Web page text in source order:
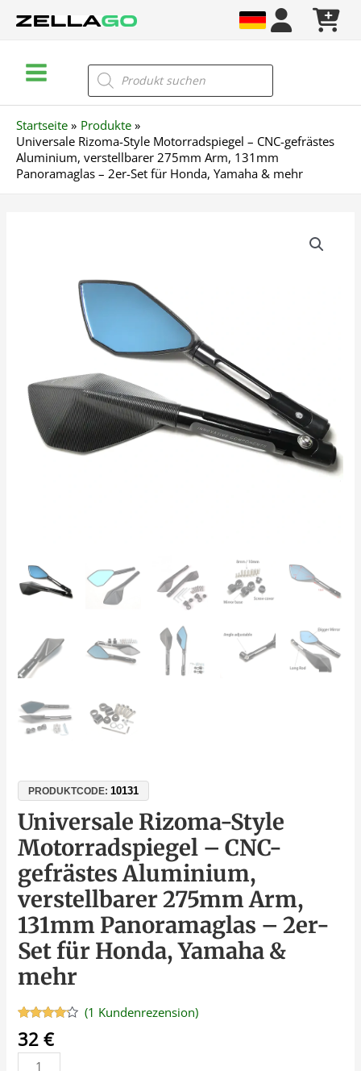
Inhalt
Menu
Products
search
Startseite
Produkte
Universale Rizoma-Style Motorradspiegel – CNC-gefrästes
Aluminium, verstellbarer 275mm Arm, 131mm
Panoramaglas – 2er-Set für Honda, Yamaha & mehr
PRODUKTCODE:10131
Universale Rizoma-Style
Motorradspiegel – CNC-
gefrästes Aluminium,
verstellbarer 275mm Arm,
131mm Panoramaglas – 2er-
Set für Honda, Yamaha &
mehr
Bewertet
mit4.00
von 5,
basierend
1
(1 Kundenrezension)
32€
Motorradspiegel
verstellbarer
275mm
Arm,
131mm
Panoramaglas
&
mehr